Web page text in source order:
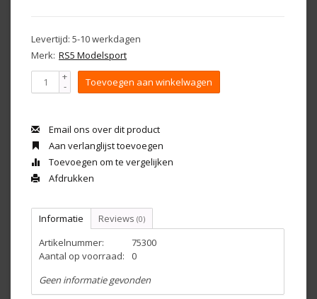
Levertijd: 5-10 werkdagen
Merk: RS5 Modelsport
+
- Toevoegen aan winkelwagen
Email ons over dit product
Aan verlanglijst toevoegen
Toevoegen om te vergelijken
Afdrukken
Informatie Reviews (0)
Artikelnummer:
75300
Aantal op voorraad:
0
Geen informatie gevonden